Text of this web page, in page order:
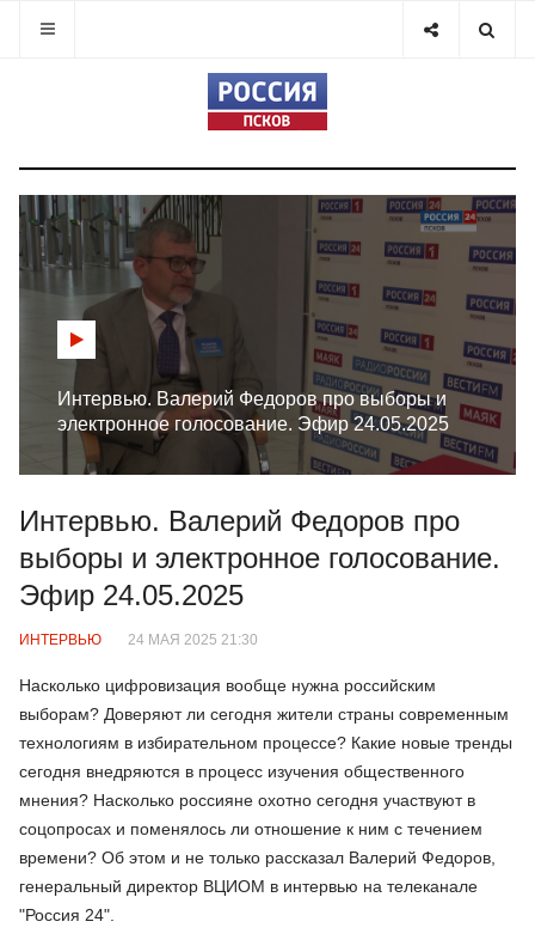
Интервью. Валерий Федоров про выборы и
электронное голосование. Эфир 24.05.2025
Интервью. Валерий Федоров про
выборы и электронное голосование.
Эфир 24.05.2025
ИНТЕРВЬЮ 24 МАЯ 2025 21:30
Насколько цифровизация вообще нужна российским
выборам? Доверяют ли сегодня жители страны современным
технологиям в избирательном процессе? Какие новые тренды
сегодня внедряются в процесс изучения общественного
мнения? Насколько россияне охотно сегодня участвуют в
соцопросах и поменялось ли отношение к ним с течением
времени? Об этом и не только рассказал Валерий Федоров,
генеральный директор ВЦИОМ в интервью на телеканале
"Россия 24".